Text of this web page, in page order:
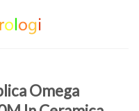
Omega